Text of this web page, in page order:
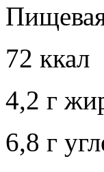
72 ккал
4,2 г
6,8 г